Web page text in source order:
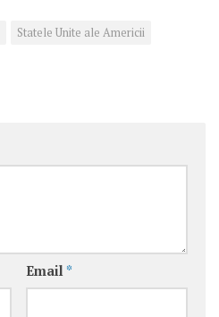
Statele Unite ale Americii
Email *